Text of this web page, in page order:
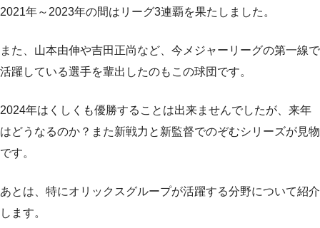
2021年～2023年の間はリーグ3連覇を果たしました。
また、山本由伸や吉田正尚など、今メジャーリーグの第一線で
活躍している選手を輩出したのもこの球団です。
2024年はくしくも優勝することは出来ませんでしたが、来年
はどうなるのか？また新戦力と新監督でのぞむシリーズが見物
です。
あとは、特にオリックスグループが活躍する分野について紹介
します。